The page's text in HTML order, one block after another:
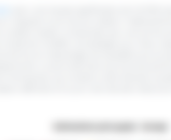
, avec une hausse significative de 1,6 DKK
réajuste le prix de sa cotation.
cotation basse compensée par une prime
choisit de modifier sa stratégie pour deux
de fournir davantage de liquidités aux
La seconde tient aux bonnes
l’entreprise, qui rendent cette décision
affichée et le prix réel devrait resté plus